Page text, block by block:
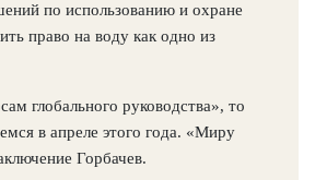
по использованию и охране
право на воду как одно из
глобального руководства», то
в апреле этого года. «Миру
Горбачев.